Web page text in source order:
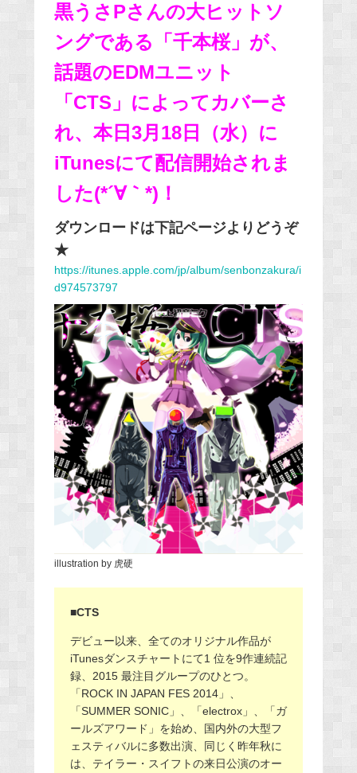
黒うさPさんの大ヒットソ
ングである「千本桜」が、
話題のEDMユニット
「CTS」によってカバーさ
れ、本日3月18日（水）に
iTunesにて配信開始されま
した(*´∀｀*)！
ダウンロードは下記ページよりどうぞ
★
https://itunes.apple.com/jp/album/senbonzakura/i
d974573797
illustration by 虎硬
■CTS
デビュー以来、全てのオリジナル作品が
iTunesダンスチャートにて1 位を9作連続記
録、2015 最注目グループのひとつ。
「ROCK IN JAPAN FES 2014」、
「SUMMER SONIC」、「electrox」、「ガ
ールズアワード」を始め、国内外の大型フ
ェスティバルに多数出演、同じく昨年秋に
は、テイラー・スイフトの来日公演のオー